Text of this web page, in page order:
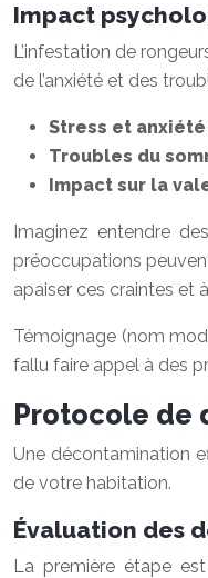
Impact
L’infestation de
de l’anxiété et des
Stress et anxiété
Troubles du
Impact sur la
Imaginez entendre
préoccupations
apaiser ces craintes et
Témoignage (nom
fallu faire appel à des
Protocole de
Une décontamination
de votre habitation.
Évaluation des
La première étape